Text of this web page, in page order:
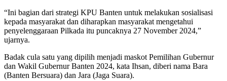
“Ini bagian dari strategi KPU Banten untuk melakukan sosialisasi
kepada masyarakat dan diharapkan masyarakat mengetahui
penyelenggaraan Pilkada itu puncaknya 27 November 2024,”
ujarnya.
Badak cula satu yang dipilih menjadi maskot Pemilihan Gubernur
dan Wakil Gubernur Banten 2024, kata Ihsan, diberi nama Bara
(Banten Bersuara) dan Jara (Jaga Suara).